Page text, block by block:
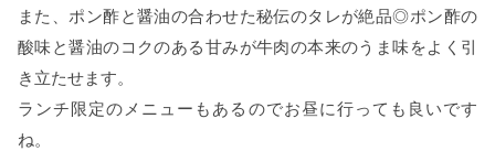
また、ポン酢と醤油の合わせた秘伝のタレが絶品◎ポン酢の
酸味と醤油のコクのある甘みが牛肉の本来のうま味をよく引
き立たせます。
ランチ限定のメニューもあるのでお昼に行っても良いです
ね。